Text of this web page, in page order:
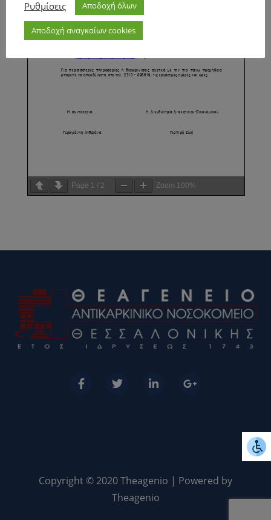
Page 1 / 2 Zoom 100%
Copyright © 2020 Theagenio | Powered by
Theagenio
Ρυθμίσεις
Αποδοχή όλων
Αποδοχή αναγκαίων cookies